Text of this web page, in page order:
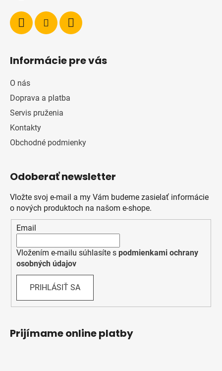
Informácie pre vás
O nás
Doprava a platba
Servis pruženia
Kontakty
Obchodné podmienky
Odoberať newsletter
Vložte svoj e-mail a my Vám budeme zasielať informácie
o nových produktoch na našom e-shope.
Email
Vložením e-mailu súhlasíte s podmienkami ochrany
osobných údajov
PRIHLÁSIŤ SA
Prijímame online platby